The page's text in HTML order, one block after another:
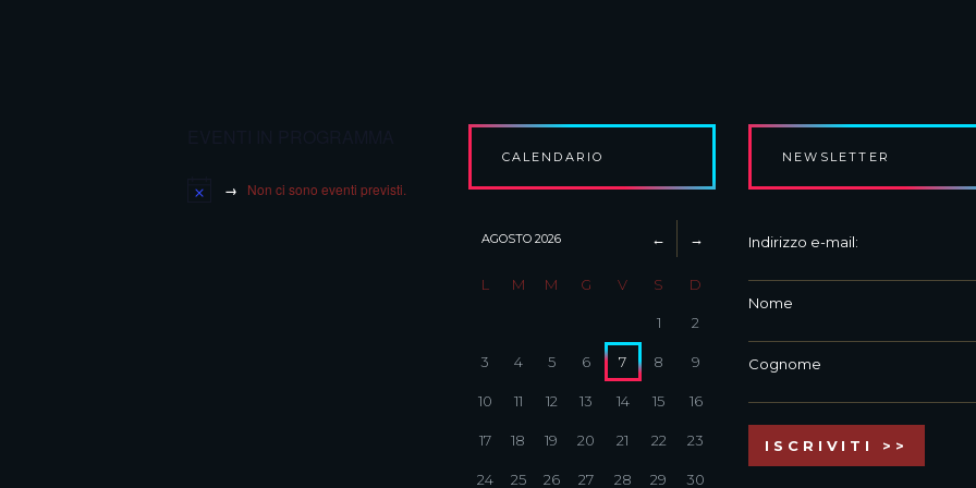
Non ci sono eventi previsti.
CALENDARIO
AGOSTO 2026
L M M G V S D
1 2
3 4 5 6 7 8 9
10 11 12 13 14 15 16
17 18 19 20 21 22 23
24 25 26 27 28 29 30
NEWSLETTER
Indirizzo e-mail:
Nome
Cognome